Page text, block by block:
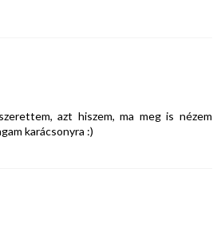
azt hiszem, ma meg is nézem
karácsonyra :)